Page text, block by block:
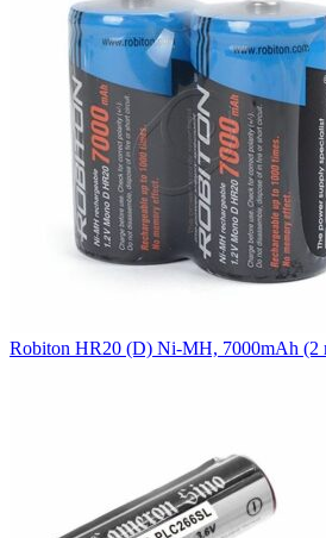
Robiton HR20 (D) Ni-MH, 7000mAh (2